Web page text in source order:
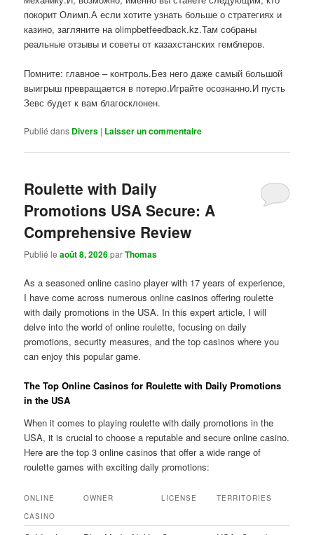
покорит Олимп.А если хотите узнать больше о стратегиях и
казино, загляните на olimpbetfeedback.kz.Там собраны
реальные отзывы и советы от казахстанских гемблеров.
Помните: главное – контроль.Без него даже самый большой
выигрыш превращается в потерю.Играйте осознанно.И пусть
Зевс будет к вам благосклонен.
Publié dans Divers | Laisser un commentaire
Roulette with Daily
Promotions USA Secure: A
Comprehensive Review
Publié leaoût 8, 2026parThomas
As a seasoned online casino player with 17 years of experience,
I have come across numerous online casinos offering roulette
with daily promotions in the USA. In this expert article, I will
delve into the world of online roulette, focusing on daily
promotions, security measures, and the top casinos where you
can enjoy this popular game.
The Top Online Casinos for Roulette with Daily Promotions
in the USA
When it comes to playing roulette with daily promotions in the
USA, it is crucial to choose a reputable and secure online casino.
Here are the top 3 online casinos that offer a wide range of
roulette games with exciting daily promotions:
ONLINE
CASINO
OWNER LICENSE TERRITORIES